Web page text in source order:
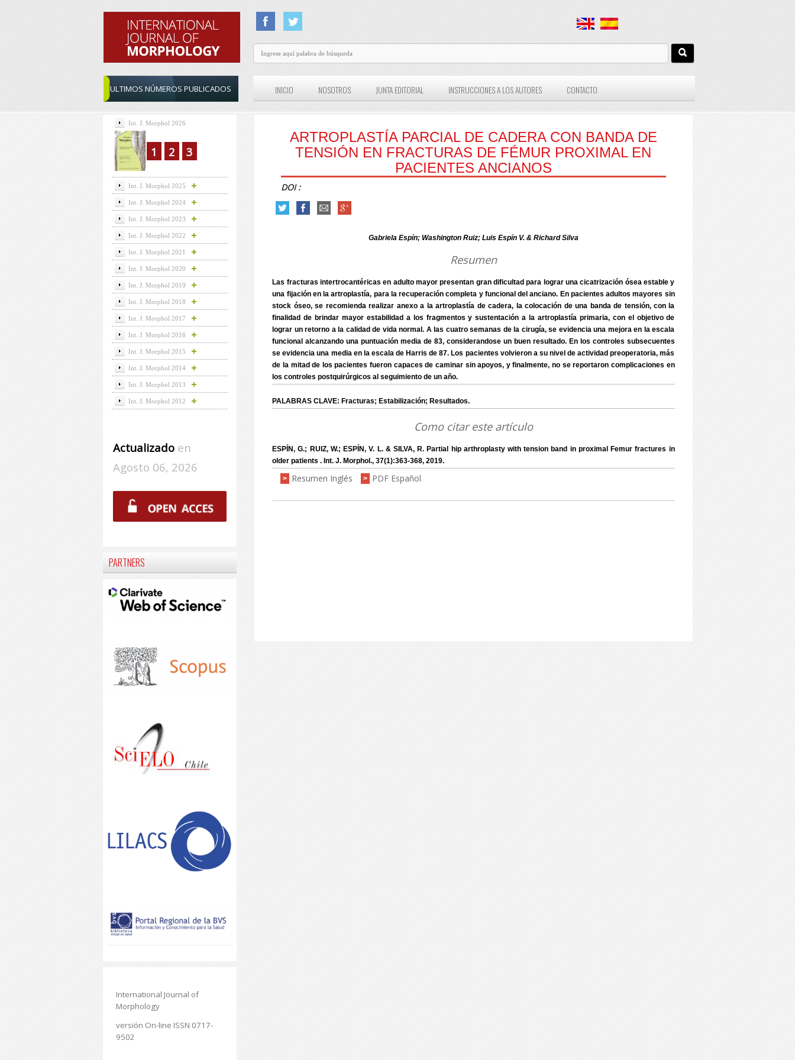
ULTIMOS NÚMEROS PUBLICADOS INICIO NOSOTROS JUNTA EDITORIAL INSTRUCCIONES A LOS AUTORES CONTACTO
ARTROPLASTÍA PARCIAL DE CADERA CON BANDA DE
TENSIÓN EN FRACTURAS DE FÉMUR PROXIMAL EN
PACIENTES ANCIANOS
DOI :
Gabriela Espín; Washington Ruiz; Luis Espín V. & Richard Silva
Resumen
Las fracturas intertrocantéricas en adulto mayor presentan gran dificultad para lograr una cicatrización ósea estable y
una fijación en la artroplastía, para la recuperación completa y funcional del anciano. En pacientes adultos mayores sin
stock óseo, se recomienda realizar anexo a la artroplastía de cadera, la colocación de una banda de tensión, con la
finalidad de brindar mayor estabilidad a los fragmentos y sustentación a la artroplastía primaria, con el objetivo de
lograr un retorno a la calidad de vida normal. A las cuatro semanas de la cirugía, se evidencia una mejora en la escala
funcional alcanzando una puntuación media de 83, considerandose un buen resultado. En los controles subsecuentes
se evidencia una media en la escala de Harris de 87. Los pacientes volvieron a su nivel de actividad preoperatoria, más
de la mitad de los pacientes fueron capaces de caminar sin apoyos, y finalmente, no se reportaron complicaciones en
los controles postquirúrgicos al seguimiento de un año.
PALABRAS CLAVE: Fracturas; Estabilización; Resultados.
Como citar este artículo
ESPÍN, G.; RUIZ, W.; ESPÍN, V. L. & SILVA, R. Partial hip arthroplasty with tension band in proximal Femur fractures in
older patients . Int. J. Morphol., 37(1):363-368, 2019.
> Resumen Inglés > PDF Español
Int. J. Morphol 2026
1 2 3
Int. J. Morphol 2025
Int. J. Morphol 2024
Int. J. Morphol 2023
Int. J. Morphol 2022
Int. J. Morphol 2021
Int. J. Morphol 2020
Int. J. Morphol 2019
Int. J. Morphol 2018
Int. J. Morphol 2017
Int. J. Morphol 2016
Int. J. Morphol 2015
Int. J. Morphol 2014
Int. J. Morphol 2013
Int. J. Morphol 2012
Actualizadoen
Agosto 06, 2026
PARTNERS
International Journal of
Morphology
versión On-line ISSN 0717-
9502